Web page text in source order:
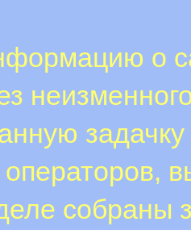
о
операторов,
собраны